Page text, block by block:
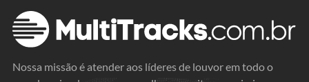
Nossa missão é atender aos líderes de louvor em todo o